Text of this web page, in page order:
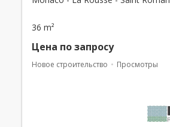
36 m²
Цена по запросу
Новое строительство Просмотры